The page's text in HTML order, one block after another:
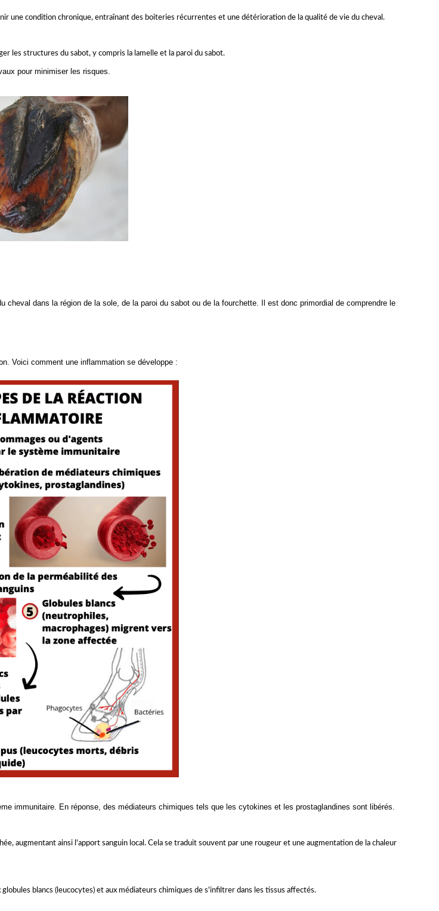
une condition chronique, entraînant des boiteries récurrentes et une détérioration de la qualité de vie du cheval.
les structures du sabot, y compris la lamelle et la paroi du sabot.
pour minimiser les risques.
dans la région de la sole, de la paroi du sabot ou de la fourchette. Il est donc primordial de comprendre le
Voici comment une inflammation se développe :
immunitaire. En réponse, des médiateurs chimiques tels que les cytokines et les prostaglandines sont libérés.
augmentant ainsi l'apport sanguin local. Cela se traduit souvent par une rougeur et une augmentation de la chaleur
blancs (leucocytes) et aux médiateurs chimiques de s'infiltrer dans les tissus affectés.